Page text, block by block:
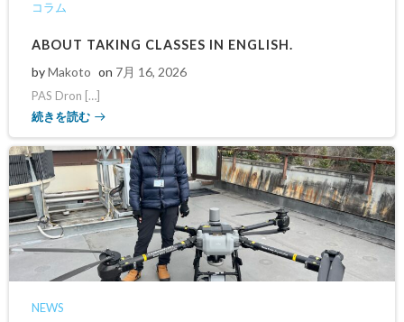
コラム
ABOUT TAKING CLASSES IN ENGLISH.
byMakoto on 7月 16, 2026
PAS Dron […]
続きを読む
NEWS